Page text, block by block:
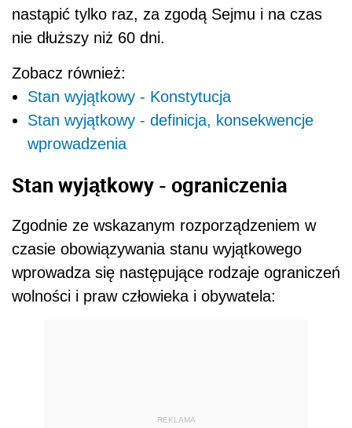
nastąpić tylko raz, za zgodą Sejmu i na czas
nie dłuższy niż 60 dni.
Zobacz również:
Stan wyjątkowy - Konstytucja
Stan wyjątkowy - definicja, konsekwencje
wprowadzenia
Stan wyjątkowy - ograniczenia
Zgodnie ze wskazanym rozporządzeniem w
czasie obowiązywania stanu wyjątkowego
wprowadza się następujące rodzaje ograniczeń
wolności i praw człowieka i obywatela:
REKLAMA